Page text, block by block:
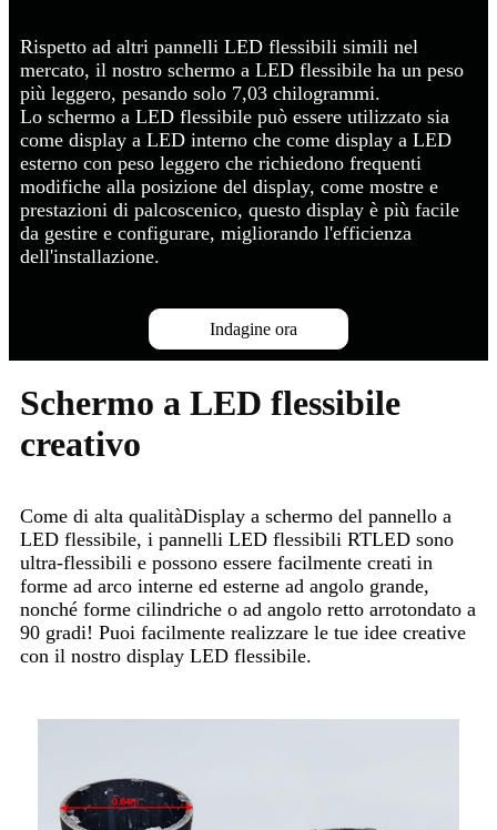
Rispetto ad altri pannelli LED flessibili simili nel
mercato, il nostro schermo a LED flessibile ha un peso
più leggero, pesando solo 7,03 chilogrammi.
Lo schermo a LED flessibile può essere utilizzato sia
come display a LED interno che come display a LED
esterno con peso leggero che richiedono frequenti
modifiche alla posizione del display, come mostre e
prestazioni di palcoscenico, questo display è più facile
da gestire e configurare, migliorando l'efficienza
dell'installazione.
Indagine ora
Schermo a LED flessibile
creativo
Come di alta qualitàDisplay a schermo del pannello a
LED flessibile, i pannelli LED flessibili RTLED sono
ultra-flessibili e possono essere facilmente creati in
forme ad arco interne ed esterne ad angolo grande,
nonché forme cilindriche o ad angolo retto arrotondato a
90 gradi! Puoi facilmente realizzare le tue idee creative
con il nostro display LED flessibile.